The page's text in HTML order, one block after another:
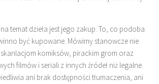
temat dzieła jest jego zakup. To, co podoba
być kupowane. Mówimy stanowcze nie
komiksów, pirackim grom oraz
filmów i seriali z innych źródeł niż legalne.
ani brak dostępności tłumaczenia, ani